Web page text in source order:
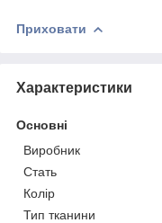
Приховати
Характеристики
Основні
Виробник
Стать
Колір
Тип тканини